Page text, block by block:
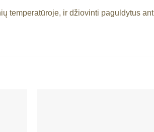
temperatūroje, ir džiovinti paguldytus ant